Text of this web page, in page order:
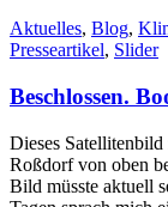
Aktuelles, Blog,
Presseartikel, Slider
Beschlossen.
Dieses
Roßdorf von oben
Bild müsste aktuell